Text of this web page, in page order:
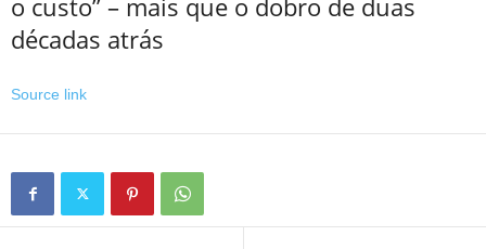
o custo” – mais que o dobro de duas
décadas atrás
Source link